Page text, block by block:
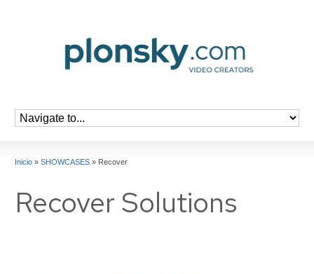
Inicio » SHOWCASES » Recover
Recover Solutions